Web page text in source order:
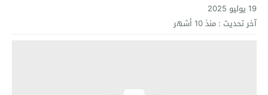
19 يوليو 2025
آخر تحديث : منذ 10 أشهر